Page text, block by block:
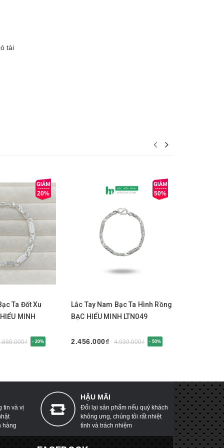
tài
20%
Ta Đốt Xu
MINH
- 20%
50%
Lắc Tay Nam Bạc Ta Hình Rồng
BẠC HIỂU MINH LTN049
2.456.000₫ 4.939.000₫ - 50%
tin và vị
hàng
HẬU MÃI
Đổi lại sản phẩm nếu quý khách
không ưng, chúng tôi rất nhiệt
tình và trách nhiệm